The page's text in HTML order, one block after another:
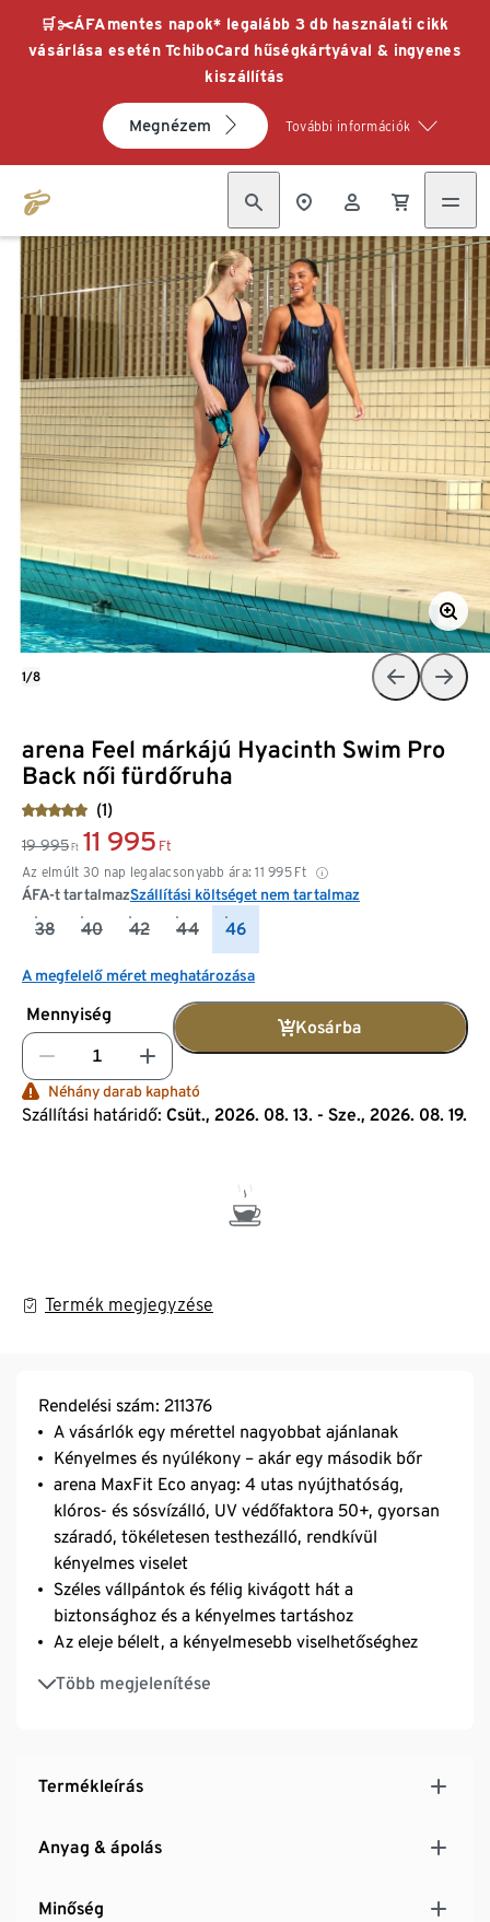
🛒✂️ÁFAmentes napok* legalább 3 db használati cikk
vásárlása esetén TchiboCard hűségkártyával & ingyenes
kiszállítás
Megnézem További információk
arena Feel márkájú Hyacinth Swim Pro
Back női fürdőruha
(1)
19 995 Ft 11 995 Ft
Az elmúlt 30 nap legalacsonyabb ára: 11 995 Ft
ÁFA-t tartalmazSzállítási költséget nem tartalmaz
38 40 42 44 46
A megfelelő méret meghatározása
Mennyiség
Kosárba
Néhány darab kapható
Szállítási határidő: Csüt., 2026. 08. 13. - Sze., 2026. 08. 19.
Termék megjegyzése
1/8
Rendelési szám: 211376
A vásárlók egy mérettel nagyobbat ajánlanak
Kényelmes és nyúlékony – akár egy második bőr
arena MaxFit Eco anyag: 4 utas nyújthatóság,
klóros- és sósvízálló, UV védőfaktora 50+, gyorsan
száradó, tökéletesen testhezálló, rendkívül
kényelmes viselet
Széles vállpántok és félig kivágott hát a
biztonsághoz és a kényelmes tartáshoz
Az eleje bélelt, a kényelmesebb viselhetőséghez
Több megjelenítése
A termék fő anyaga OEKO-TEX® STANDARD 100
minősített
számára
Termékleírás
Anyag & ápolás
Minőség